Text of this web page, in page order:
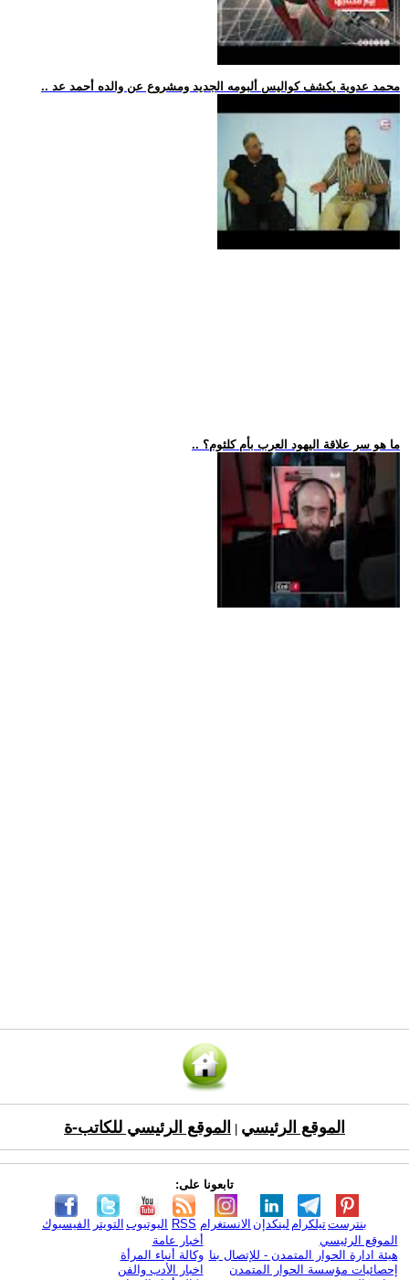
.. محمد عدوية يكشف كواليس ألبومه الجديد ومشروع عن والده أحمد عد
.. ما هو سر علاقة اليهود العرب بأم كلثوم؟
الموقع الرئيسي الموقع الرئيسي للكاتب-ة
تابعونا على:
الفيسبوك التويتر اليوتيوب RSS الانستغرام لينكدإن تيلكرامبنترست
الموقع الرئيسي
هيئة ادارة الحوار المتمدن - للإتصال بنا
إحصائيات مؤسسة الحوار المتمدن
أخبار عامة
وكالة أنباء المرأة
اخبار الأدب والفن